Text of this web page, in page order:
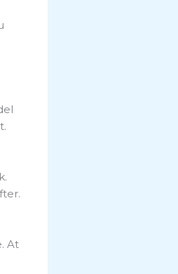
At